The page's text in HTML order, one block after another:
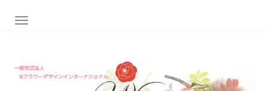
ナビゲーション切り替え